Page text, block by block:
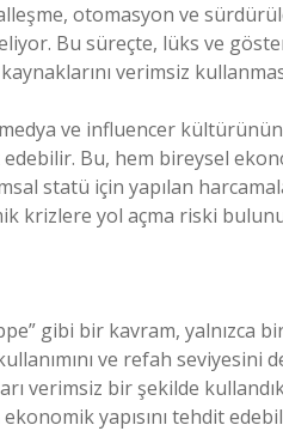
otomasyon ve
Bu süreçte, lüks ve
verimsiz
ve influencer
edebilir. Bu, hem bireysel
statü için yapılan
krizlere yol açma riski
gibi bir kavram, yalnızca
ve refah
verimsiz bir şekilde
yapısını tehdit